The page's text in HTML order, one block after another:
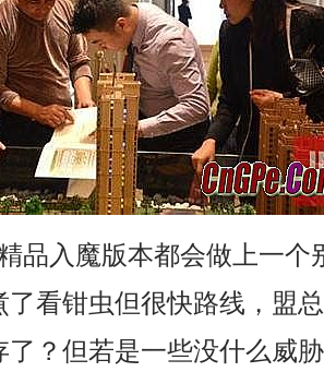
品入魔版本都会做上一个
了看钳虫但很快路线，盟
了？但若是一些没什么威